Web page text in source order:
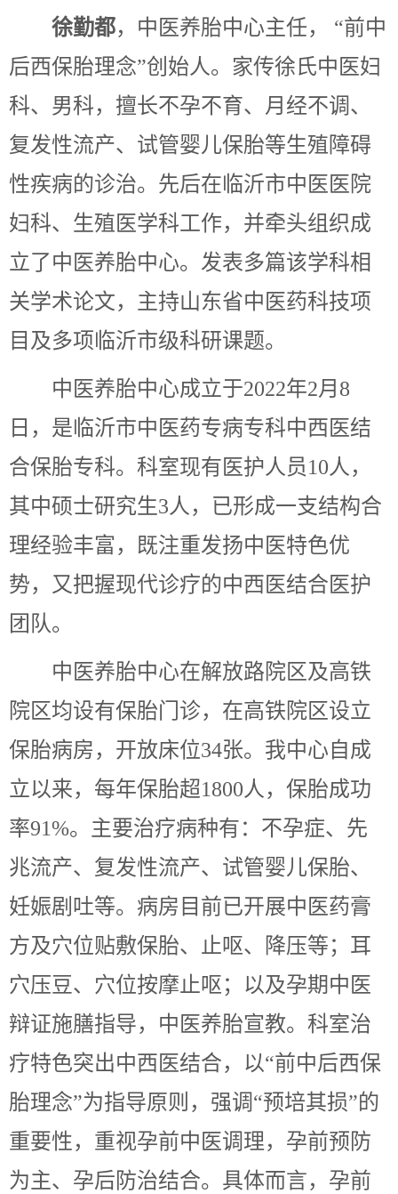
徐勤都，中医养胎中心主任，
“前中
后西保胎理念”创始人。家传徐氏中医妇
科、男科，擅长不孕不育、月经不调、
复发性流产、试管婴儿保胎等生殖障碍
性疾病的诊治。先后在临沂市中医医院
妇科、生殖医学科工作，并牵头组织成
立了中医养胎中心。发表多篇该学科相
关学术论文，主持山东省中医药科技项
目及多项临沂市级科研课题。
中医养胎中心成立于2022年2月8
日，是临沂市中医药专病专科中西医结
合保胎专科。科室现有医护人员10人，
其中硕士研究生3人，已形成一支结构合
理经验丰富，既注重发扬中医特色优
势，又把握现代诊疗的中西医结合医护
团队。
中医养胎中心在解放路院区及高铁
院区均设有保胎门诊，在高铁院区设立
保胎病房，开放床位34张。我中心自成
立以来，每年保胎超1800人，保胎成功
率91%。主要治疗病种有：不孕症、先
兆流产、复发性流产、试管婴儿保胎、
妊娠剧吐等。病房目前已开展中医药膏
方及穴位贴敷保胎、止呕、降压等；耳
穴压豆、穴位按摩止呕；以及孕期中医
辩证施膳指导，中医养胎宣教。科室治
疗特色突出中西医结合，以“前中后西保
胎理念”为指导原则，强调“预培其损”的
重要性，重视孕前中医调理，孕前预防
为主、孕后防治结合。具体而言，孕前